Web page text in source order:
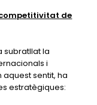
de
subratllat la
i
sentit, ha
estratègiques: